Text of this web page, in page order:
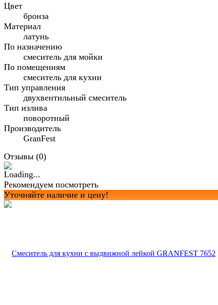
Цвет
бронза
Материал
латунь
По назначению
смеситель для мойки
По помещениям
смеситель для кухни
Тип управления
двухвентильный смеситель
Тип излива
поворотный
Производитель
GranFest
Отзывы (0)
Рекомендуем посмотреть
Уточняйте наличие и цену!